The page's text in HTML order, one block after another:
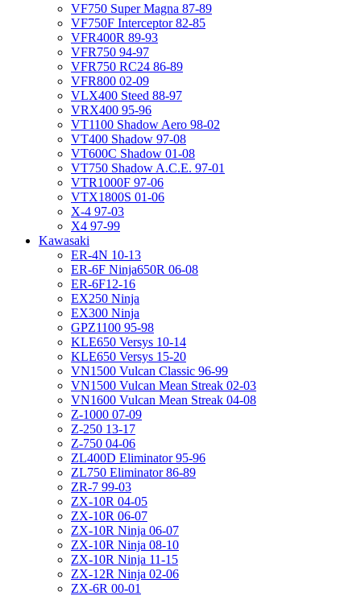
VF750 Super Magna 87-89
VF750F Interceptor 82-85
VFR400R 89-93
VFR750 94-97
VFR750 RC24 86-89
VFR800 02-09
VLX400 Steed 88-97
VRX400 95-96
VT1100 Shadow Aero 98-02
VT400 Shadow 97-08
VT600C Shadow 01-08
VT750 Shadow A.C.E. 97-01
VTR1000F 97-06
VTX1800S 01-06
X-4 97-03
X4 97-99
Kawasaki
ER-4N 10-13
ER-6F Ninja650R 06-08
ER-6F12-16
EX250 Ninja
EX300 Ninja
GPZ1100 95-98
KLE650 Versys 10-14
KLE650 Versys 15-20
VN1500 Vulcan Classic 96-99
VN1500 Vulcan Mean Streak 02-03
VN1600 Vulcan Mean Streak 04-08
Z-1000 07-09
Z-250 13-17
Z-750 04-06
ZL400D Eliminator 95-96
ZL750 Eliminator 86-89
ZR-7 99-03
ZX-10R 04-05
ZX-10R 06-07
ZX-10R Ninja 06-07
ZX-10R Ninja 08-10
ZX-10R Ninja 11-15
ZX-12R Ninja 02-06
ZX-6R 00-01